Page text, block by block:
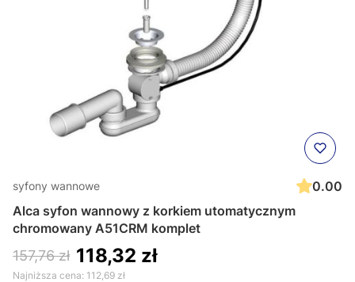
syfony wannowe
0.00
Alca syfon wannowy z korkiem utomatycznym
chromowany A51CRM komplet
157,76 zł 118,32 zł
Najniższa cena: 112,69 zł